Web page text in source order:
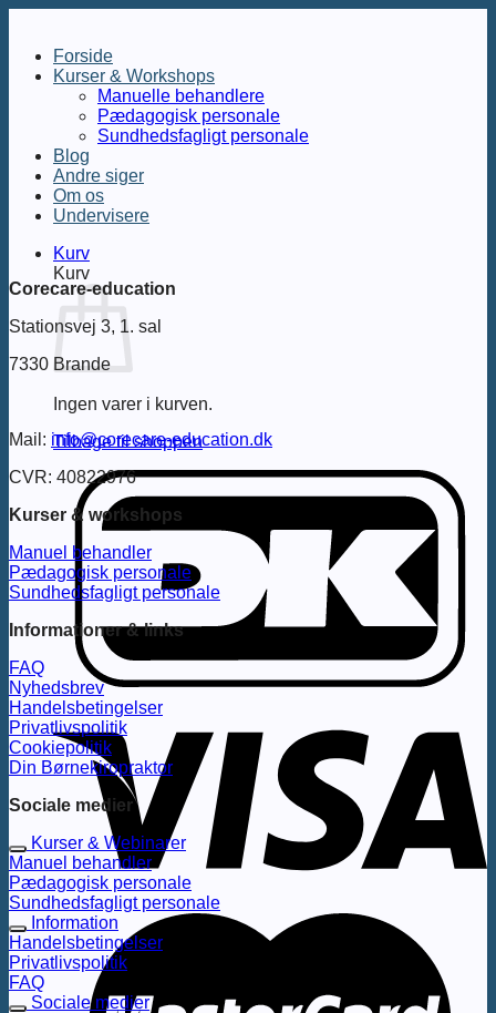
indholdForside
Kurser & Workshops
Manuelle behandlere
Pædagogisk personale
Sundhedsfagligt personale
Blog
Andre siger
Om os
Undervisere
Kurv
Kurv
Ingen varer i kurven.
Tilbage til shoppen
Corecare-education
Stationsvej 3, 1. sal
7330 Brande
Mail: info@corecare-education.dk
CVR: 40822976
Kurser & workshops
Manuel behandler
Pædagogisk personale
Sundhedsfagligt personale
Informationer & links
FAQ
Nyhedsbrev
Handelsbetingelser
Privatlivspolitik
Cookiepolitik
Din Børnekiropraktor
Sociale medier
Kurser & Webinarer
Manuel behandler
Pædagogisk personale
Sundhedsfagligt personale
Information
Handelsbetingelser
Privatlivspolitik
FAQ
Sociale medier